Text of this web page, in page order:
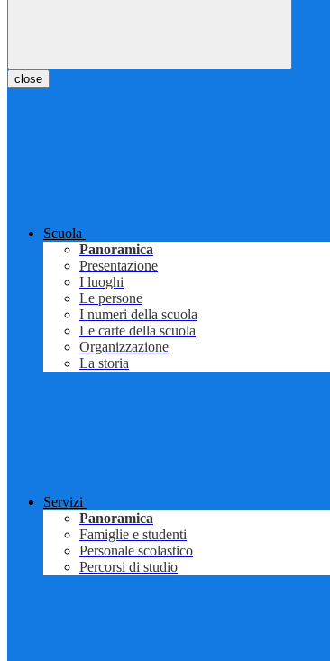
close
Scuola
Panoramica
Presentazione
I luoghi
Le persone
I numeri della scuola
Le carte della scuola
Organizzazione
La storia
Servizi
Panoramica
Famiglie e studenti
Personale scolastico
Percorsi di studio